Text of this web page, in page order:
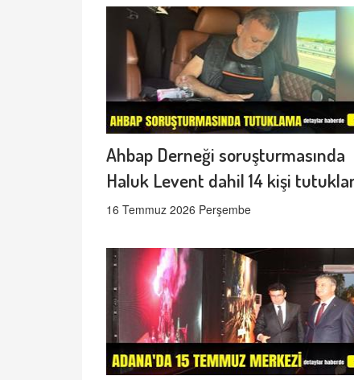
Ahbap Derneği soruşturmasında
Haluk Levent dahil 14 kişi
16 Temmuz 2026 Perşembe